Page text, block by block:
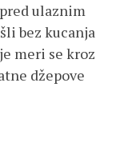
ulaznim
bez kucanja
meri se kroz
džepove